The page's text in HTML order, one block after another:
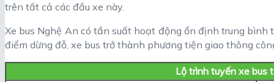
trên tất cả các đầu xe này.
Xe bus Nghệ An có tần suất hoạt động ổn định trung
điểm dừng đỗ, xe bus trở thành phương tiện giao thông
Lộ trình tuyến xe bus